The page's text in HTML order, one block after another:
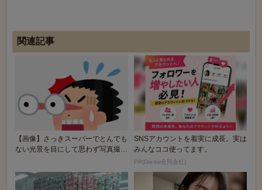
関連記事
【画像】さっきスーパーでとんでも
ない光景を目にして思わず写真撮っ
SNSアカウントを着実に成長。実は
みんなココ使ってます。
PR(Dreaw合同会社)